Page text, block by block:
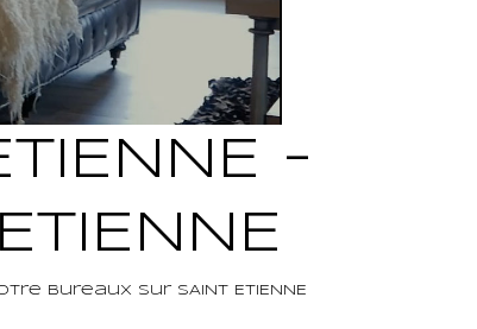
-
Bureaux sur SAINT ETIENNE